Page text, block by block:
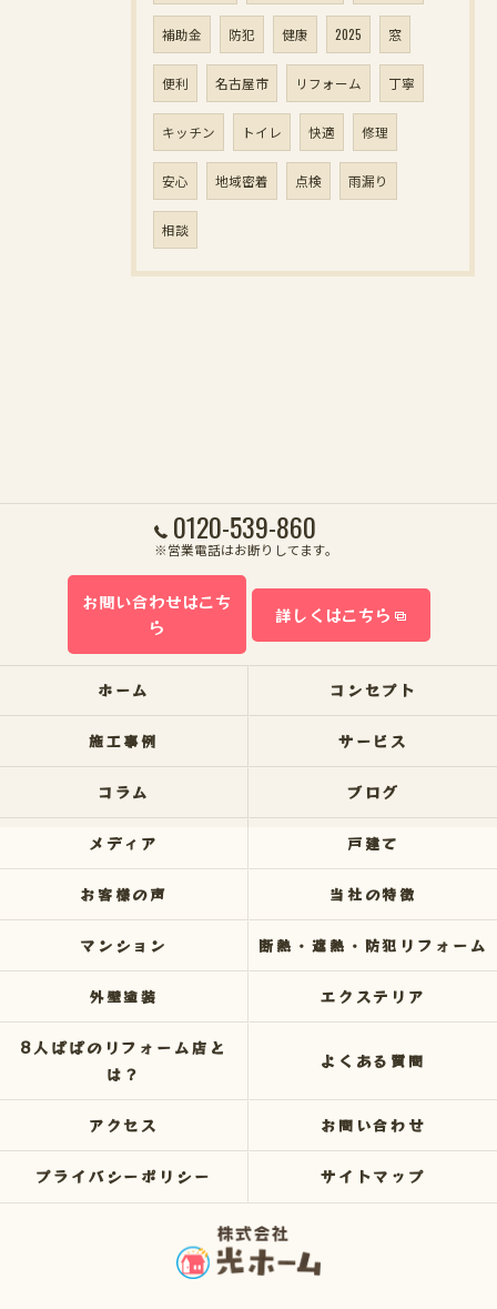
補助金 防犯 健康 2025 窓
便利 名古屋市 リフォーム 丁寧
キッチン トイレ 快適 修理
安心 地域密着 点検 雨漏り
相談
0120-539-860
※営業電話はお断りしてます。
お問い合わせはこち
ら
詳しくはこちら
ホーム コンセプト
施工事例 サービス
コラム ブログ
メディア 戸建て
お客様の声 当社の特徴
マンション 断熱・遮熱・防犯リフォーム
外壁塗装 エクステリア
8人ぱぱのリフォーム店と
は？
よくある質問
アクセス お問い合わせ
プライバシーポリシー サイトマップ